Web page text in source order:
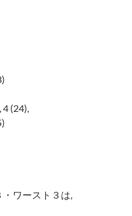
4 (24),
ワースト３は,